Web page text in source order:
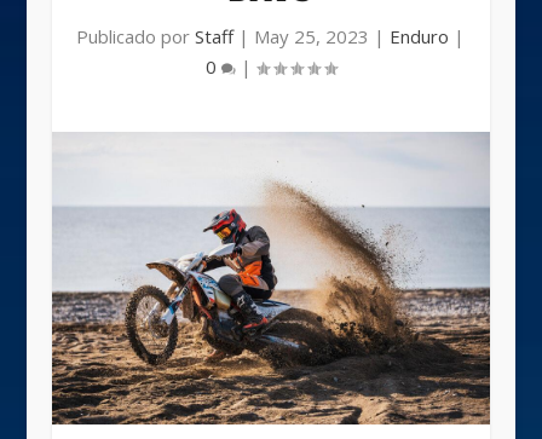
Publicado porStaff| May 25, 2023 | Enduro |
0
|